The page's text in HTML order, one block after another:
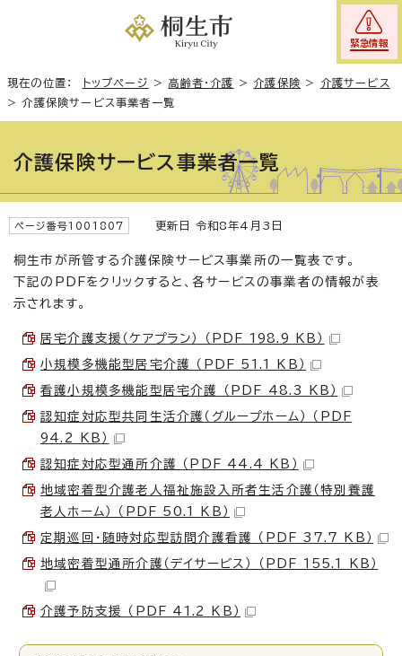
緊急情報
現在の位置： トップページ > 高齢者・介護 > 介護保険 >
介護サービス
> 介護保険サービス事業者一覧
介護保険サービス事業者一覧
ページ番号1001807 更新日 令和8年4月3日
桐生市が所管する介護保険サービス事業所の一覧表です。
下記のPDFをクリックすると、各サービスの事業者の情報が表
示されます。
居宅介護支援（ケアプラン） （PDF 198.9 KB）
小規模多機能型居宅介護 （PDF 51.1 KB）
看護小規模多機能型居宅介護 （PDF 48.3 KB）
認知症対応型共同生活介護（グループホーム） （PDF
94.2 KB）
認知症対応型通所介護 （PDF 44.4 KB）
地域密着型介護老人福祉施設入所者生活介護（特別養護
老人ホーム） （PDF 50.1 KB）
定期巡回・随時対応型訪問介護看護 （PDF 37.7 KB）
地域密着型通所介護（デイサービス） （PDF 155.1 KB）
介護予防支援 （PDF 41.2 KB）